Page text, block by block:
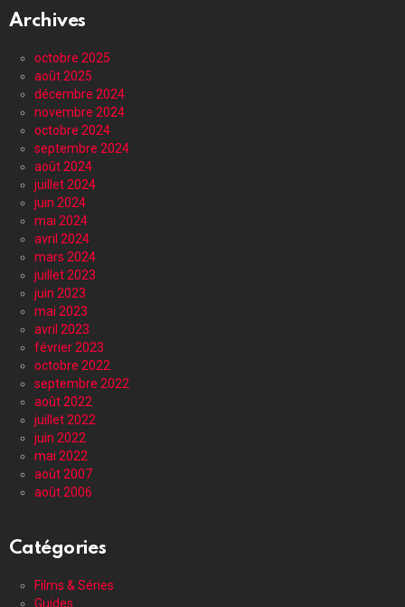
Archives
octobre 2025
août 2025
décembre 2024
novembre 2024
octobre 2024
septembre 2024
août 2024
juillet 2024
juin 2024
mai 2024
avril 2024
mars 2024
juillet 2023
juin 2023
mai 2023
avril 2023
février 2023
octobre 2022
septembre 2022
août 2022
juillet 2022
juin 2022
mai 2022
août 2007
août 2006
Catégories
Films & Séries
Guides